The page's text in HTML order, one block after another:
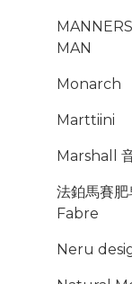
MAN
Monarch
Marttiini
Marshall
法鉑馬賽
Fabre
Neru